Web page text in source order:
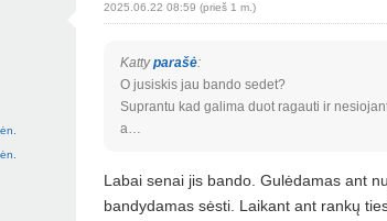
2025.06.22 08:59 (prieš 1 m.)
Kattyparašė:
O jusiskis jau bando sedet?
Suprantu kad galima duot ragauti ir
a…
Labai senai jis bando. Gulėdamas ant
bandydamas sėsti. Laikant ant rankų